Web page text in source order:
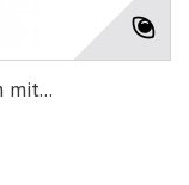
mit...